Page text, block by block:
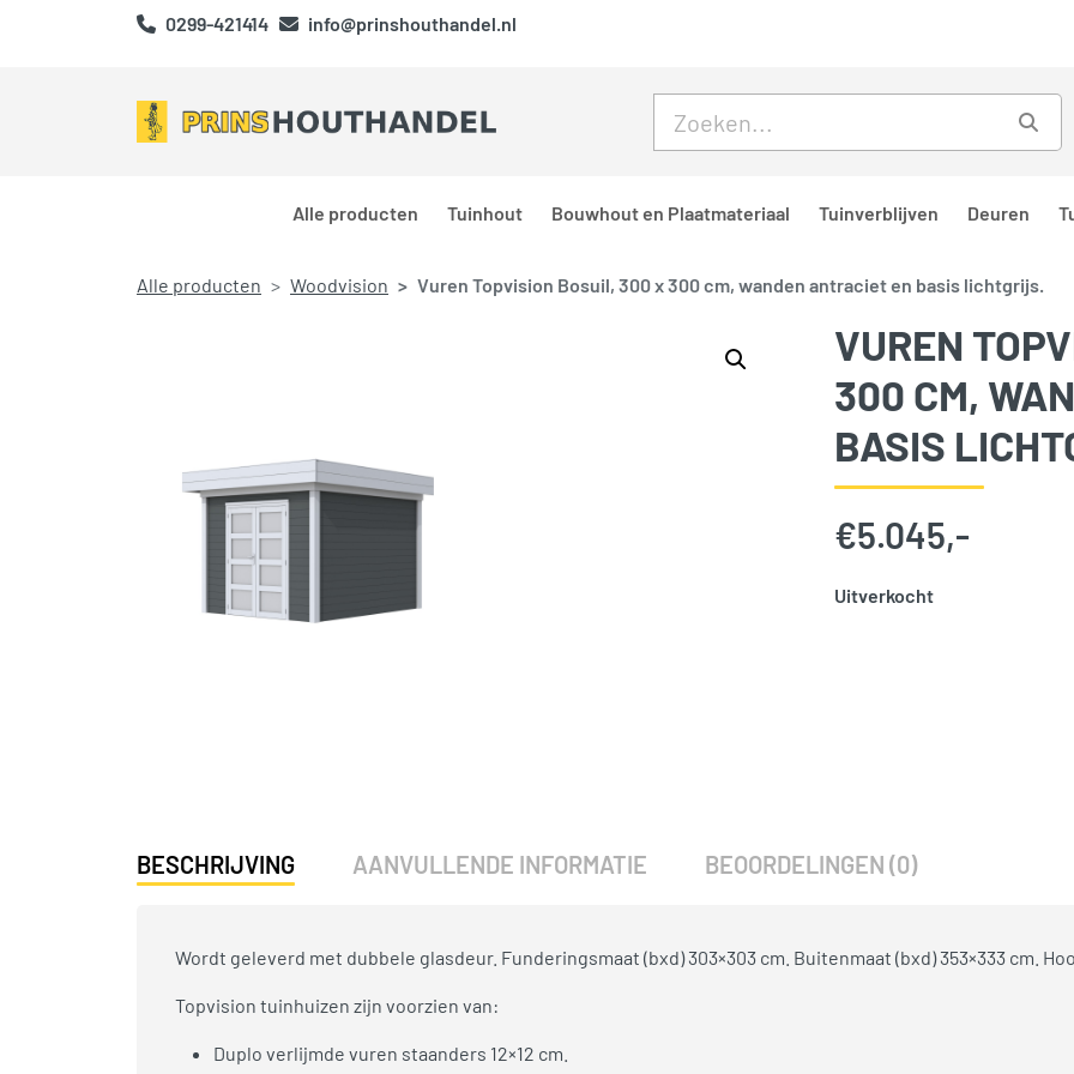
0299-421414 info@prinshouthandel.nl
Alle producten Tuinhout Bouwhout en Plaatmateriaal Tuinverblijven Deuren
Alle producten Woodvision Vuren Topvision Bosuil, 300 x 300 cm, wanden antraciet en basis lichtgrijs.
VUREN
300 CM,
BASIS
€5.045,-
Uitverkocht
BESCHRIJVING AANVULLENDE INFORMATIE BEOORDELINGEN (0)
Wordt geleverd met dubbele glasdeur. Funderingsmaat (bxd) 303×303 cm. Buitenmaat (bxd) 353×333 cm.
Topvision tuinhuizen zijn voorzien van:
Duplo verlijmde vuren staanders 12×12 cm.